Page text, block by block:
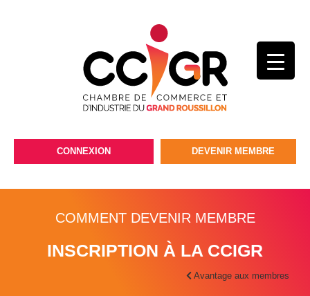
CONNEXION DEVENIR MEMBRE
COMMENT DEVENIR MEMBRE
INSCRIPTION À LA CCIGR
Avantage aux membres